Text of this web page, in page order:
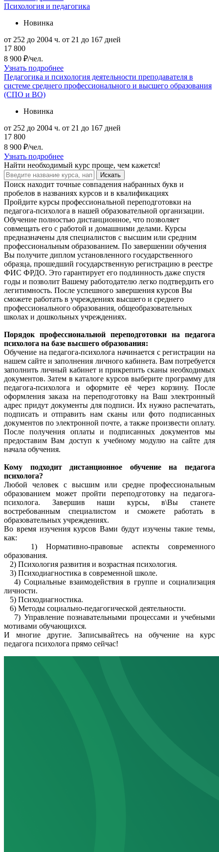
Психология и педагогика
Новинка
от 252 до 2004 ч. от 21 до 167 дней
17 800
8 900 ₽/чел.
Узнать подробнее
Педагогика и психология деятельности преподавателя в
системе среднего профессионального и высшего образования
(СПО и ВО)
Новинка
от 252 до 2004 ч. от 21 до 167 дней
17 800
8 900 ₽/чел.
Узнать подробнее
Найти необходимый курс проще, чем кажется!
Искать
Поиск находит точные совпадения набранных букв и
пробелов в названиях курсов и в квалификациях
Пройдите курсы профессиональной переподготовки на
педагога-психолога в нашей образовательной организации.
Обучение полностью дистанционное, что позволяет
совмещать его с работой и домашними делами. Курсы
предназначены для специалистов с высшим или средним
профессиональным образованием. По завершении обучения
Вы получите диплом установленного государственного
образца, прошедший государственную регистрацию в реестре
ФИС ФРДО. Это гарантирует его подлинность даже спустя
годы и позволит Вашему работодателю легко подтвердить его
легитимность. После успешного завершения курсов Вы
сможете работать в учреждениях высшего и среднего
профессионального образования, общеобразовательных
школах и дошкольных учреждениях.
Порядок профессиональной переподготовки на педагога
психолога на базе высшего образования:
Обучение на педагога-психолога начинается с регистрации на
нашем сайте и заполнения личного кабинета. Вам потребуется
заполнить личный кабинет и прикрепить сканы необходимых
документов. Затем в каталоге курсов выберите программу для
педагога-психолога и оформите её через корзину. После
оформления заказа на переподготовку на Ваш электронный
адрес придут документы для подписи. Их нужно распечатать,
подписать и отправить нам сканы или фото подписанных
документов по электронной почте, а также произвести оплату.
После получения оплаты и подписанных документов мы
предоставим Вам доступ к учебному модулю на сайте для
начала обучения.
Кому подходит дистанционное обучение на педагога
психолога?
Любой человек с высшим или средне профессиональным
образованием может пройти переподготовку на педагога-
психолога. Завершив наши курсы, в\Вы станете
востребованным специалистом и сможете работать в
образовательных учреждениях.
Во время изучения курсов Вами будут изучены такие темы,
как:
1)Нормативно-правовые аспекты современного
образования.
2) Психология развития и возрастная психология.
3) Психодиагностика в современной школе.
4) Социальные взаимодействия в группе и социализация
личности.
5) Психодиагностика.
6) Методы социально-педагогической деятельности.
7) Управление познавательными процессами и учебными
мотивами обучающихся.
И многие другие. Записывайтесь на обучение на курс
педагога психолога прямо сейчас!